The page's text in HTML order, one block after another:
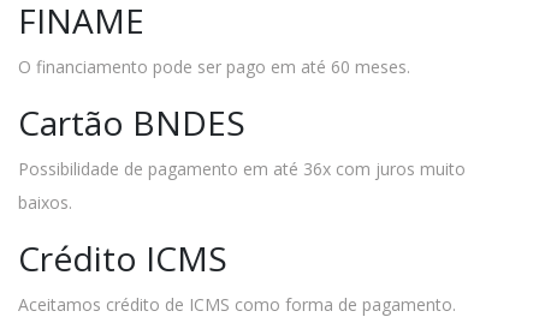
FINAME
O financiamento pode ser pago em até 60 meses.
Cartão BNDES
Possibilidade de pagamento em até 36x com juros muito
baixos.
Crédito ICMS
Aceitamos crédito de ICMS como forma de pagamento.